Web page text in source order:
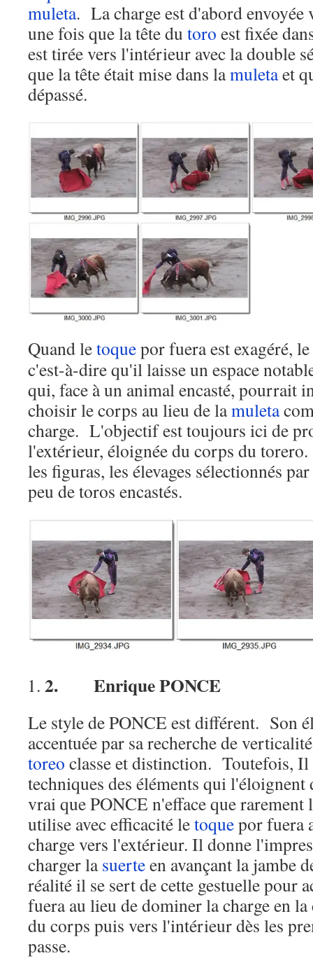
muleta. La charge est d'abord envoyée
une fois que la tête du toro est fixée
est tirée vers l'intérieur avec la double
que la tête était mise dans lamuletaet
dépassé.
Quand letoquepor fuera est exagéré,
c'est-à-dire qu'il laisse un espace
qui, face à un animal encasté, pourrait
choisir le corps au lieu de lamuleta
charge. L'objectif est toujours ici de
l'extérieur, éloignée du corps du
les figuras, les élevages sélectionnés
peu de toros encastés.
2. Enrique PONCE
Le style de PONCE est différent. Son
accentuée par sa recherche de
toreo classe et distinction. Toutefois, Il
techniques des éléments qui
vrai que PONCE n'efface que
utilise avec efficacité letoquepor fuera
charge vers l'extérieur. Il donne
charger lasuerteen avançant la jambe
réalité il se sert de cette gestuelle pour
fuera au lieu de dominer la charge en
du corps puis vers l'intérieur dès les
passe.